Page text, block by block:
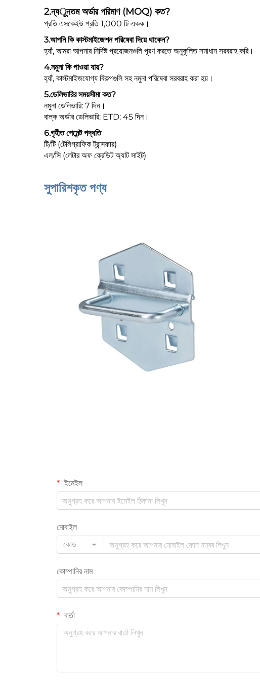
2.ন্যूনতম অর্ডার পরিমাণ (MOQ) কত?
প্রতি এসকেইউ প্রতি 1,000 টি একক।
3.আপনি কি কাস্টমাইজেশন পরিষেবা দিয়ে থাকেন?
হ্যাঁ, আমরা আপনার নির্দিষ্ট প্রয়োজনগুলি পূরণ করতে অনুকূলিত সমাধান সরবরাহ করি।
4.নমুনা কি পাওয়া যায়?
হ্যাঁ, কাস্টমাইজযোগ্য বিকল্পগুলি সহ নমুনা পরিষেবা সরবরাহ করা হয়।
5.ডেলিভারির সময়সীমা কত?
নমুনা ডেলিভারি: 7 দিন।
বাল্ক অর্ডার ডেলিভারি: ETD: 45 দিন।
6.গৃহীত পেমেন্ট পদ্ধতি
টি/টি (টেলিগ্রাফিক ট্রান্সফার)
এল/সি (লেটার অফ ক্রেডিট অ্যাট সাইট)
সুপারিশকৃত পণ্য
ইমেইল
মোবাইল
কোড
কোম্পানির নাম
বার্তা